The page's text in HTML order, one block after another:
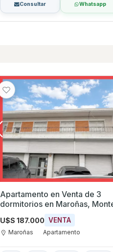
Consultar Whatsapp
Apartamento en Venta de 3
dormitorios en Maroñas,
U$S 187.000 VENTA
Maroñas Apartamento